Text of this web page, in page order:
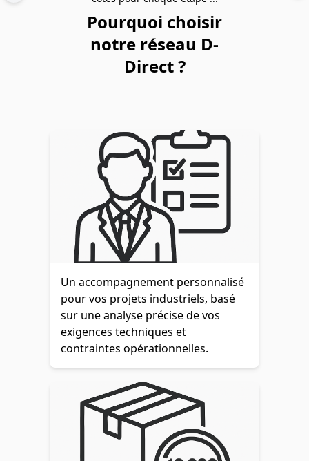
Pourquoi choisir
notre réseau D-
Direct ?
Un accompagnement personnalisé
pour vos projets industriels, basé
sur une analyse précise de vos
exigences techniques et
contraintes opérationnelles.